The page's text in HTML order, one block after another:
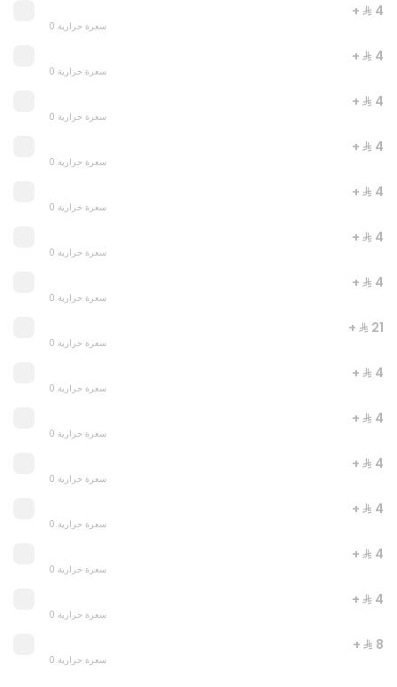
0 سعرة حرارية
+ ⁨⁦‪‬ 4⁩
0 سعرة حرارية
+ ⁨⁦‪‬ 4⁩
0 سعرة حرارية
+ ⁨⁦‪‬ 4⁩
0 سعرة حرارية
+ ⁨⁦‪‬ 4⁩
0 سعرة حرارية
+ ⁨⁦‪‬ 4⁩
0 سعرة حرارية
+ ⁨⁦‪‬ 4⁩
0 سعرة حرارية
+ ⁨⁦‪‬ 4⁩
0 سعرة حرارية
+ ⁨⁦‪‬ 21⁩
0 سعرة حرارية
+ ⁨⁦‪‬ 4⁩
0 سعرة حرارية
+ ⁨⁦‪‬ 4⁩
0 سعرة حرارية
+ ⁨⁦‪‬ 4⁩
0 سعرة حرارية
+ ⁨⁦‪‬ 4⁩
0 سعرة حرارية
+ ⁨⁦‪‬ 4⁩
0 سعرة حرارية
+ ⁨⁦‪‬ 4⁩
0 سعرة حرارية
+ ⁨⁦‪‬ 8⁩
0 سعرة حرارية